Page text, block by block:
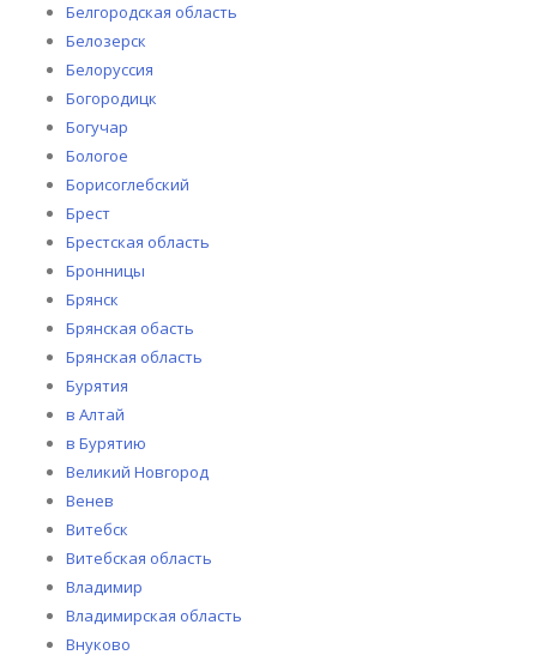
Белгородская область
Белозерск
Белоруссия
Богородицк
Богучар
Бологое
Борисоглебский
Брест
Брестская область
Бронницы
Брянск
Брянская обасть
Брянская область
Бурятия
в Алтай
в Бурятию
Великий Новгород
Венев
Витебск
Витебская область
Владимир
Владимирская область
Внуково